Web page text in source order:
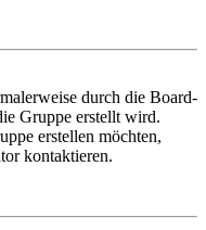
durch die Board-
Gruppe erstellt wird.
erstellen möchten,
kontaktieren.